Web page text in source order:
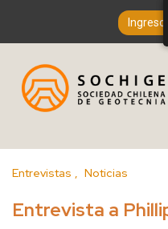
Entrevistas Noticias
Entrevista a